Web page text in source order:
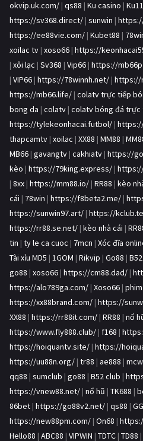
okvip.uk.com/ | qs88 | Ku casino | Ku11
https://sv368.direct/ | sunwin |
https://ee88vie.com/ | Kubet88 |
xoilac tv | xoso66 | https://
| xôi lạc | Sv368 | Vip66 | https://
| VIP66 | https://78winnh.net/ | https://
https://mb66.life/ | colatv trực tiếp
bong da | colatv | colatv bóng đá trực
https://tylekeonhacai.futbol/ |
thapcamtv | xoilac | XX88 | MM88 |
MB66 | gavangtv | cakhiatv | https://
kèo | https://79king.express/ |
| 8xx | https://mm88.io/ | RR88 | kèo
cái | 78win | https://f8beta2.me/ |
https://sunwin97.art/ | https://
https://rr88.se.net/ | kèo nhà cái |
tin | ty le ca cuoc | 7mcn | Xóc đĩa
Tài xỉu MD5 | 1GOM | Rikvip | Go88 |
go88 | xoso66 | https://cm88.dad/ |
https://alo789ga.com/ | Xoso66 |
https://xx88brand.com/ | https://
XX88 | https://rr88it.com/ | RR88 | nổ
https://www.fly888.club/ | f168 |
https://hoiquantv.site/ | https://
https://uu88n.org/ | tr88 | ae888 | mcw
qq88 | sumclub | go88 | B52 club |
https://vnew88.net/ | nổ hũ | TK688 |
86bet | https://go88v2.net/ | qs88 |
https://new88pm.com/ | On68 |
Hello88 | ABC88 | VIPWIN | TDTC | TD88 |